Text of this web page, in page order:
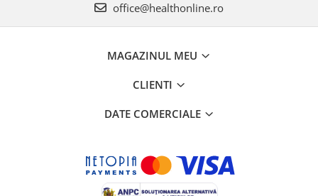
office@healthonline.ro
MAGAZINUL MEU
CLIENTI
DATE COMERCIALE